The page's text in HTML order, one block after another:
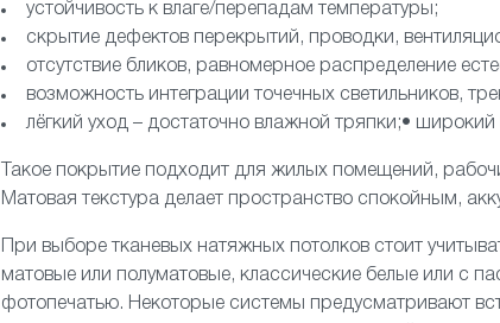
устойчивость к влаге/перепадам температуры;
скрытие дефектов перекрытий, проводки,
отсутствие бликов, равномерное распределение
возможность интеграции точечных светильников,
лёгкий уход – достаточно влажной тряпки;•
Такое покрытие подходит для жилых помещений,
Матовая текстура делает пространство спокойным,
При выборе тканевых натяжных потолков стоит
матовые или полуматовые, классические белые или с
фотопечатью. Некоторые системы предусматривают